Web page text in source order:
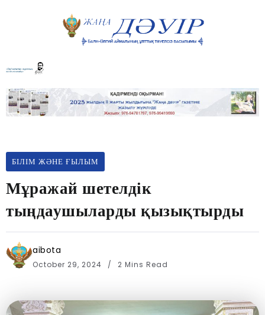
БІЛІМ ЖӘНЕ ҒЫЛЫМ
Мұражай шетелдік
тыңдаушыларды қызықтырды
aibota
October 29, 2024 2 Mins Read